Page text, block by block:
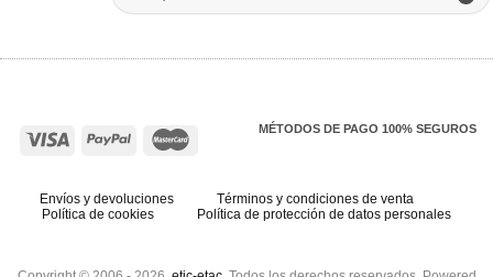
MÉTODOS DE PAGO 100% SEGUROS
Envíos y devoluciones
Términos y condiciones de venta
Política de cookies
Política de protección de datos personales